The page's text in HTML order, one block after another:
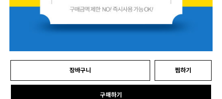
장바구니 찜하기
구매하기